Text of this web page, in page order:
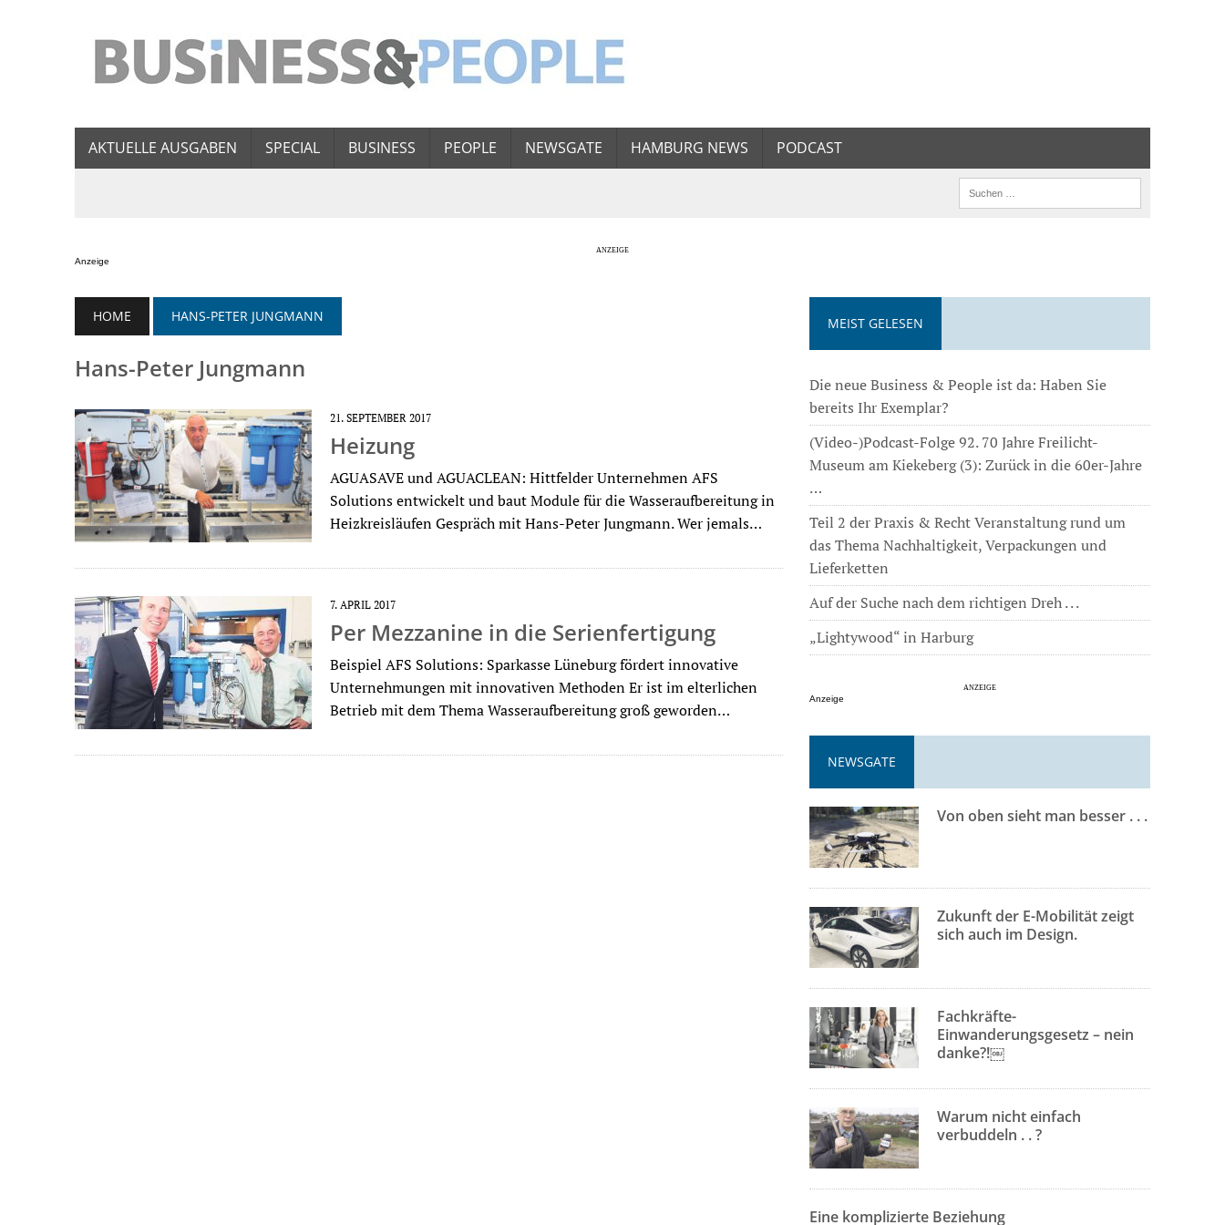
AKTUELLE AUSGABEN SPECIAL BUSINESS PEOPLE NEWSGATE HAMBURG NEWS PODCAST
Anzeige
HOME HANS-PETER JUNGMANN
Hans-Peter Jungmann
21. SEPTEMBER 2017
Heizung
AGUASAVE und AGUACLEAN: Hittfelder Unternehmen AFS
Solutions entwickelt und baut Module für die Wasseraufbereitung in
Heizkreisläufen Gespräch mit Hans-Peter Jungmann. Wer jemals…
7. APRIL 2017
Per Mezzanine in die Serienfertigung
Beispiel AFS Solutions: Sparkasse Lüneburg fördert innovative
Unternehmungen mit innovativen Methoden Er ist im elterlichen
Betrieb mit dem Thema Wasseraufbereitung groß geworden…
MEIST GELESEN
Die neue Business & People ist da: Haben Sie
bereits Ihr Exemplar?
(Video-)Podcast-Folge 92. 70 Jahre Freilicht-
Museum am Kiekeberg (3): Zurück in die 60er-Jahre
…
Teil 2 der Praxis & Recht Veranstaltung rund um
das Thema Nachhaltigkeit, Verpackungen und
Lieferketten
Auf der Suche nach dem richtigen Dreh . . .
„Lightywood“ in Harburg
Anzeige
NEWSGATE
Von oben sieht man besser . . .
Zukunft der E-Mobilität zeigt
sich auch im Design.
Fachkräfte-
Einwanderungsgesetz – nein
danke?!￼
Warum nicht einfach
verbuddeln . . ?
Eine komplizierte Beziehung